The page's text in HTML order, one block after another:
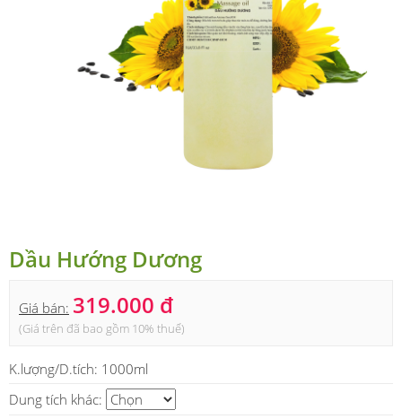
Dầu Hướng Dương
Giá bán: 319.000 đ
(Giá trên đã bao gồm 10% thuế)
K.lượng/D.tích: 1000ml
Dung tích khác: